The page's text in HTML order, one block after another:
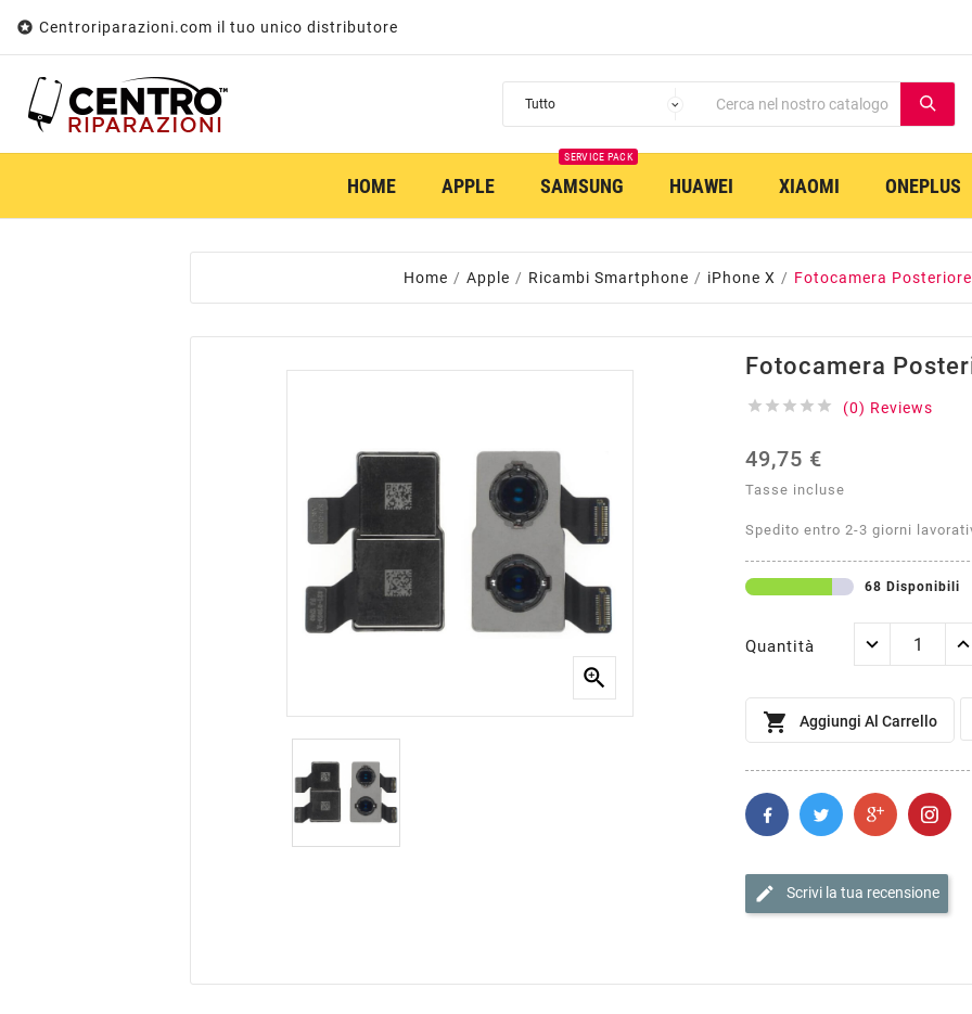
 Centroriparazioni.com il tuo unico distributore
HOME APPLE SAMSUNG
SERVICE PACK
HUAWEI XIAOMI ONEPLUS
Home Apple Ricambi Smartphone iPhone X Fotocamera

Fotocamera
     (0) Reviews
49,75 €
Tasse incluse
Spedito entro 2-3 giorni
68 Disponibili
Quantità
 Aggiungi Al Carrello
edit Scrivi la tua recensione